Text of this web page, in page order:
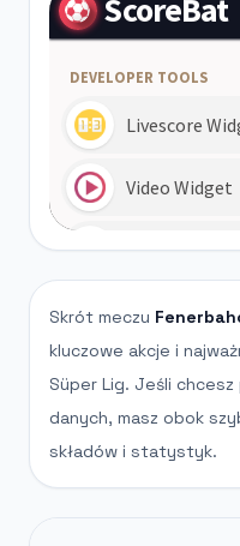
Skrót meczu
kluczowe akcje i
Süper Lig. Jeśli
danych, masz obok
składów i statystyk.